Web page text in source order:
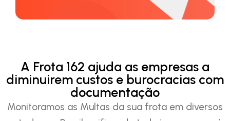
A Frota 162 ajuda as empresas a
diminuirem custos e burocracias com
documentação
Monitoramos as Multas da sua frota em diversos